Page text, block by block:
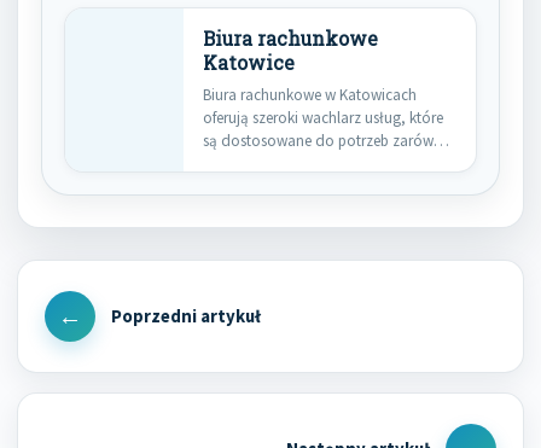
Biura rachunkowe
Katowice
Biura rachunkowe w Katowicach
oferują szeroki wachlarz usług, które
są dostosowane do potrzeb zarówno
Nawigacja
wpisu
Previous